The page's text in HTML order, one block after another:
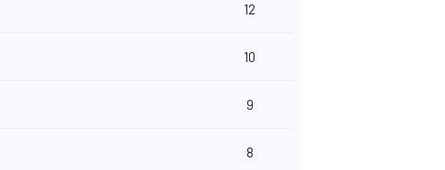
12
10
9
8